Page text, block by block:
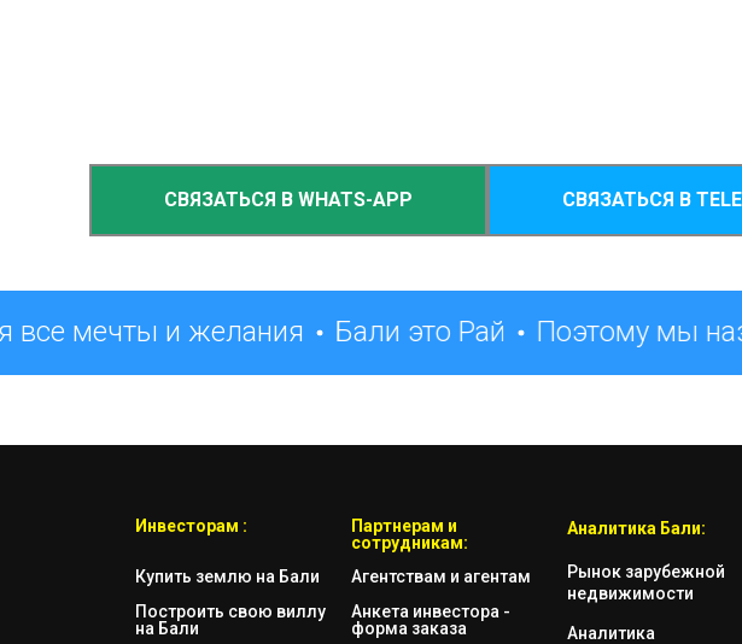
СВЯЗАТЬСЯ В WHATS-APP СВЯЗАТЬСЯ В
все мечты и желания Бали это Рай Поэтому мы
Инвесторам :
Купить землю на Бали
Построить свою виллу
на Бали
Партнерам и
сотрудникам:
Агентствам и агентам
Анкета инвестора -
форма заказа
Аналитика Бали:
Рынок зарубежной
недвижимости
Аналитика